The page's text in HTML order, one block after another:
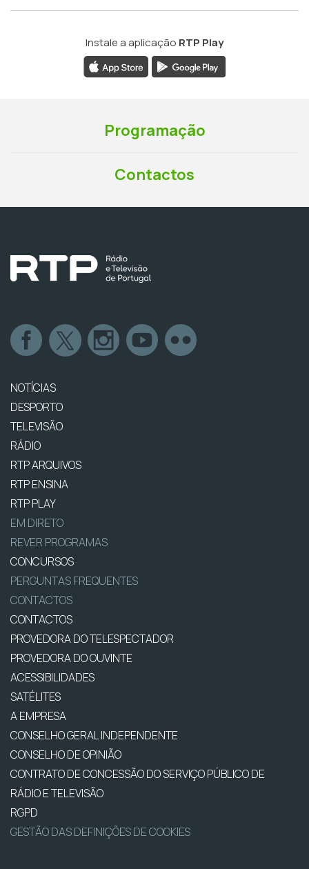
Instale a aplicação RTP Play
Programação
Contactos
NOTÍCIAS
DESPORTO
TELEVISÃO
RÁDIO
RTP ARQUIVOS
RTP ENSINA
RTP PLAY
EM DIRETO
REVER PROGRAMAS
CONCURSOS
PERGUNTAS FREQUENTES
CONTACTOS
CONTACTOS
PROVEDORA DO TELESPECTADOR
PROVEDORA DO OUVINTE
ACESSIBILIDADES
SATÉLITES
A EMPRESA
CONSELHO GERAL INDEPENDENTE
CONSELHO DE OPINIÃO
CONTRATO DE CONCESSÃO DO SERVIÇO PÚBLICO DE
RÁDIO E TELEVISÃO
RGPD
GESTÃO DAS DEFINIÇÕES DE COOKIES